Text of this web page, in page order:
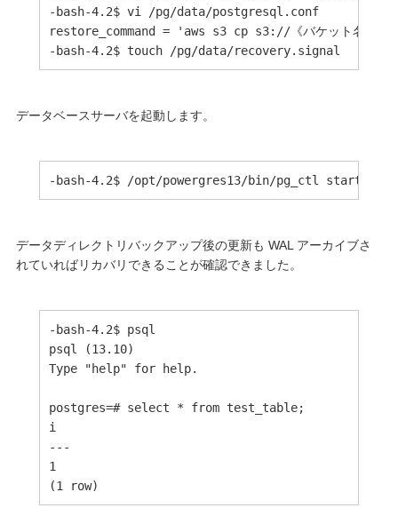
-bash-4.2$ vi /pg/data/postgresql.conf
restore_command = 'aws s3 cp s3://《バケット名》/
-bash-4.2$ touch /pg/data/recovery.signal
データベースサーバを起動します。
-bash-4.2$ /opt/powergres13/bin/pg_ctl start -D /
データディレクトリバックアップ後の更新も WAL アーカイブさ
れていればリカバリできることが確認できました。
-bash-4.2$ psql
psql (13.10)
Type "help" for help.
postgres=# select * from test_table;
i
---
1
(1 row)